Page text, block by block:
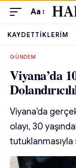
Aa
KAYDETTIKLERIM
GÜNDEM
Viyana’da
Viyana'da
olayı, 30
tutuklanmasıyla